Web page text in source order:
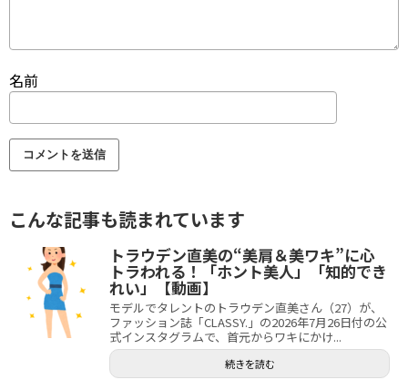
名前
こんな記事も読まれています
トラウデン直美の“美肩＆美ワキ”に心
トラわれる！「ホント美人」「知的でき
れい」【動画】
モデルでタレントのトラウデン直美さん（27）が、
ファッション誌「CLASSY.」の2026年7月26日付の公
式インスタグラムで、首元からワキにかけ...
続きを読む